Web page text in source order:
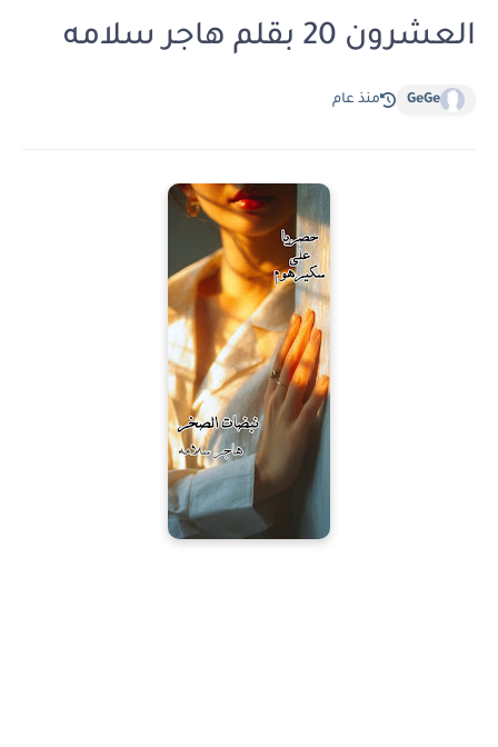
العشرون 20 بقلم هاجر سلامه
GeGe منذ عام